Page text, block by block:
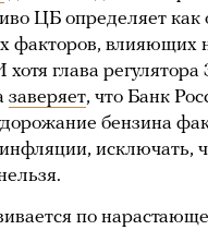
ЦБ определяет как
факторов, влияющих
глава регулятора
заверяет, что Банк
бензина
исключать,
по